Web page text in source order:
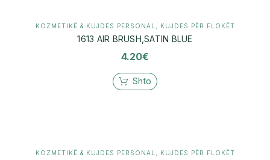
KOZMETIKË & KUJDES PERSONAL KUJDES PËR FLOKËT
1613 AIR BRUSH,SATIN BLUE
4.20€
Shto
KOZMETIKË & KUJDES PERSONAL KUJDES PËR FLOKËT